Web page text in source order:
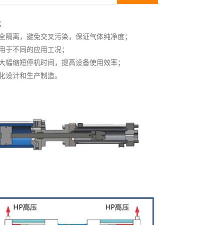
离，避免交叉污染，保证气体纯净度；
不同的应用工况；
缩短停机时间，提高设备使用效率；
计和生产制造。